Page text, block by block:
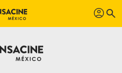
profil search